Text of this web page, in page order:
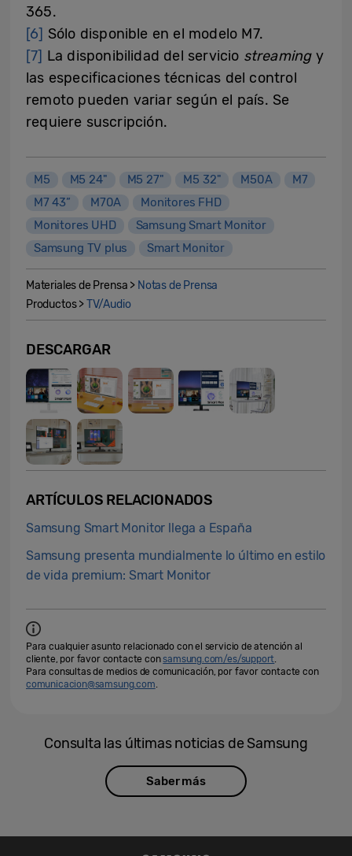
365.
[6] Sólo disponible en el modelo M7.
[7] La disponibilidad del servicio streamingy
las especificaciones técnicas del control
remoto pueden variar según el país. Se
requiere suscripción.
M5 M5 24" M5 27" M5 32" M50A
M7
M7 43”
M70A
Monitores FHD
Monitores UHD
Samsung Smart Monitor
Samsung TV plus
Smart Monitor
Materiales de Prensa > Notas de Prensa
Productos >TV/Audio
DESCARGAR
ARTÍCULOS RELACIONADOS
Samsung Smart Monitor llega a España
Samsung presenta mundialmente lo último en estilo
de vida premium: Smart Monitor
Para cualquier asunto relacionado con el servicio de atención al
cliente, por favor contacte consamsung.com/es/support.
Para consultas de medios de comunicación, por favor contacte con
comunicacion@samsung.com.
Consulta las últimas noticias de Samsung
Saber más